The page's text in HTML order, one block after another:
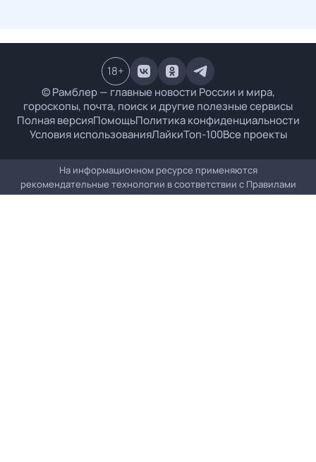
© Рамблер — главные новости России и мира,
гороскопы, почта, поиск и другие полезные сервисы
Полная версияПомощьПолитика конфиденциальности
Условия использованияЛайкиТоп-100Все проекты
18+
На информационном ресурсе применяются
рекомендательные технологии в соответствии с Правилами